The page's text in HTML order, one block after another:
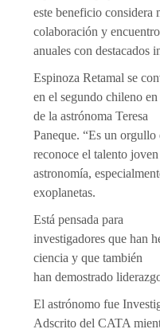
este beneficio considera
colaboración y
anuales con destacados
Espinoza Retamal se
en el segundo chileno
de la astrónoma Teresa
Paneque. “Es un orgullo
reconoce el talento joven
astronomía,
exoplanetas.
Está pensada para
investigadores que han
ciencia y que también
han demostrado
El astrónomo fue
Adscrito del CATA